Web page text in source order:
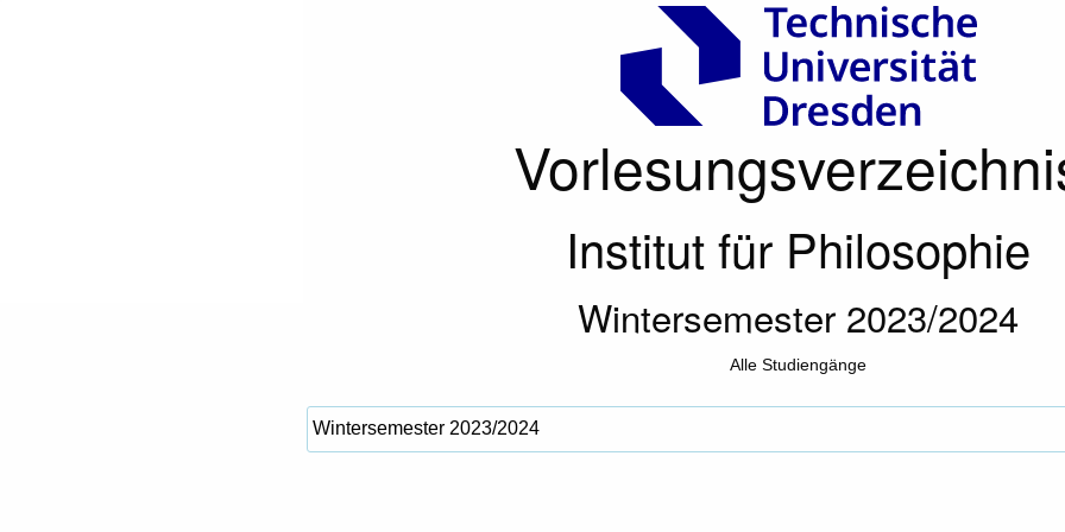
Institut für Philosophie
Wintersemester 2023/2024
Alle Studiengänge